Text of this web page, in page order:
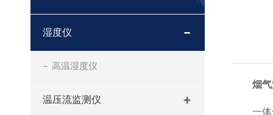
湿度仪
高温湿度仪
温压流监测仪
烟
一体化